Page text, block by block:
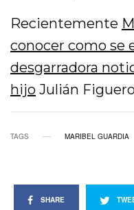
Recientemente
conocer como se
desgarradora
hijo Julián
TAGS MARIBEL GUARDIA
SHARE